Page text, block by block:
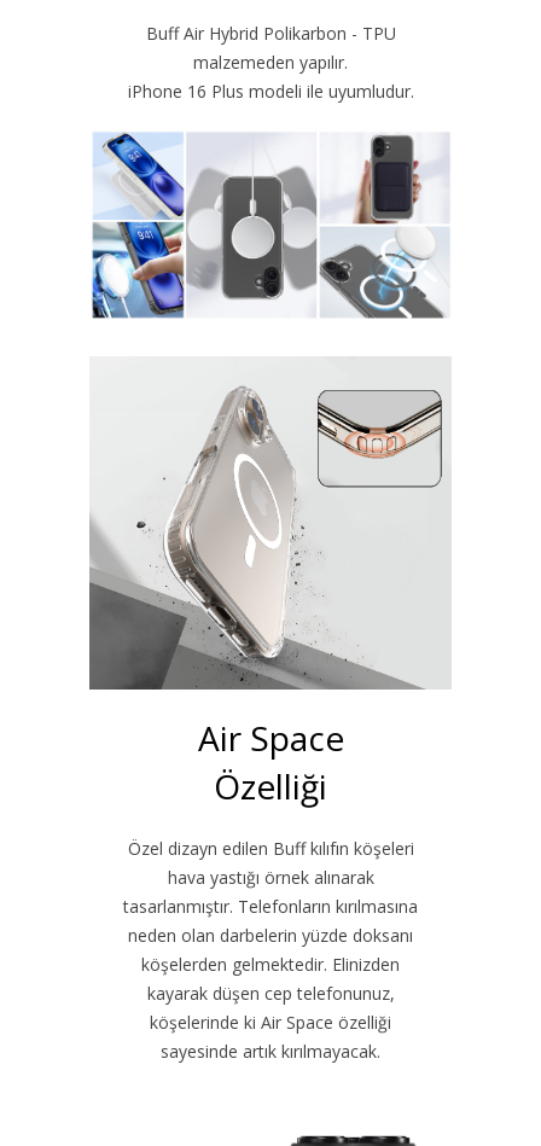
Buff Air Hybrid Polikarbon - TPU
malzemeden yapılır.
iPhone 16 Plus modeli ile uyumludur.
Air Space
Özelliği
Özel dizayn edilen Buff kılıfın köşeleri
hava yastığı örnek alınarak
tasarlanmıştır. Telefonların kırılmasına
neden olan darbelerin yüzde doksanı
köşelerden gelmektedir. Elinizden
kayarak düşen cep telefonunuz,
köşelerinde ki Air Space özelliği
sayesinde artık kırılmayacak.